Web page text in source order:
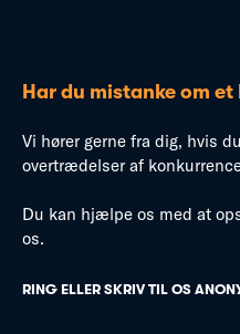
Har du mistanke om et
Vi hører gerne fra dig, hvis
overtrædelser af
Du kan hjælpe os med at
os.
RING ELLER SKRIV TIL OS